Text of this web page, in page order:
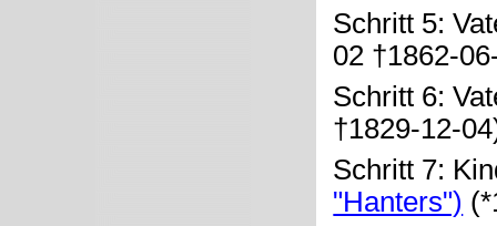
Schritt 5:
02 †1862-
Schritt 6:
†1829-12-
Schritt 7:
"Hanters")